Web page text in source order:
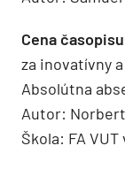
Cena
za inovatívny
Absolútna
Autor:
Škola: FA VUT